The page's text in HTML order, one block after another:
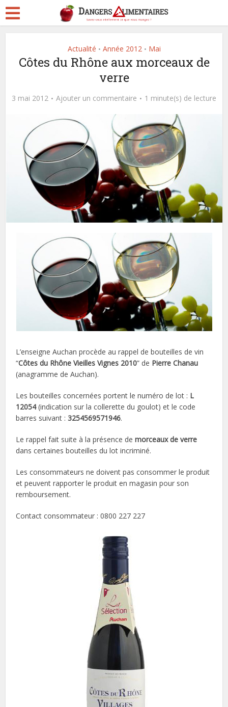
Actualité • Année 2012 • Mai
Côtes du Rhône aux morceaux de
verre
3 mai 2012 Ajouter un commentaire 1 minute(s) de lecture
L’enseigne Auchan procède au rappel de bouteilles de vin
“Côtes du Rhône Vieilles Vignes 2010” de Pierre Chanau
(anagramme de Auchan).
Les bouteilles concernées portent le numéro de lot : L
12054(indication sur la collerette du goulot) et le code
barres suivant :3254569571946.
Le rappel fait suite à la présence demorceaux de verre
dans certaines bouteilles du lot incriminé.
Les consommateurs ne doivent pas consommer le produit
et peuvent rapporter le produit en magasin pour son
remboursement.
Contact consommateur : 0800 227 227